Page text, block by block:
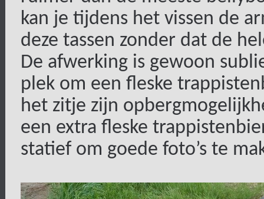
kan je tijdens het vissen de
deze tassen zonder dat de
De afwerking is gewoon
plek om een fleske
het zitje zijn
een extra fleske
statief om goede foto’s te